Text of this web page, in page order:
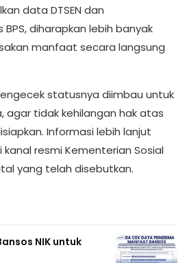
data DTSEN dan
diharapkan lebih banyak
manfaat secara langsung
statusnya diimbau untuk
agar tidak kehilangan hak atas
Informasi lebih lanjut
resmi Kementerian Sosial
yang telah disebutkan.
NIK untuk